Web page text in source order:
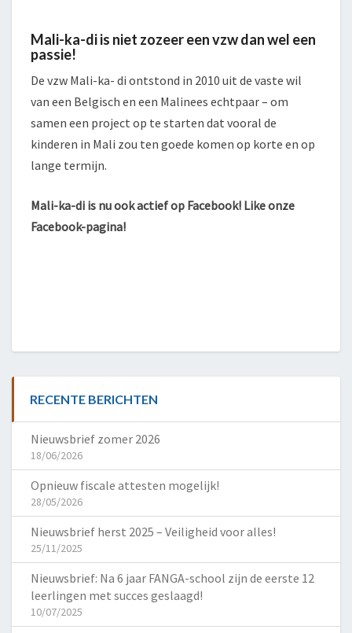
Mali-ka-di is niet zozeer een vzw dan wel een
passie!
De vzw Mali-ka- di ontstond in 2010 uit de vaste wil
van een Belgisch en een Malinees echtpaar – om
samen een project op te starten dat vooral de
kinderen in Mali zou ten goede komen op korte en op
lange termijn.
Mali-ka-di is nu ook actief op Facebook! Like onze
Facebook-pagina!
RECENTE BERICHTEN
Nieuwsbrief zomer 2026
18/06/2026
Opnieuw fiscale attesten mogelijk!
28/05/2026
Nieuwsbrief herst 2025 – Veiligheid voor alles!
25/11/2025
Nieuwsbrief: Na 6 jaar FANGA-school zijn de eerste 12
leerlingen met succes geslaagd!
10/07/2025